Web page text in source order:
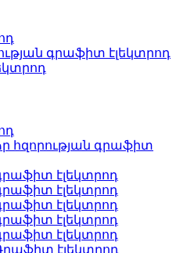
գրաֆիտ էլեկտրոդ
հզորության գրաֆիտ
գրաֆիտ էլեկտրոդ
գրաֆիտ էլեկտրոդ
գրաֆիտ էլեկտրոդ
գրաֆիտ էլեկտրոդ
գրաֆիտ էլեկտրոդ
Գրաֆիտ էլեկտրոդ